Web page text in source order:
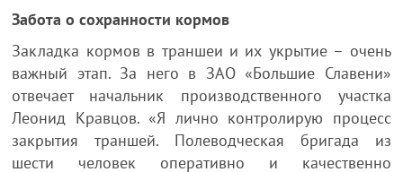
Забота о сохранности кормов
Закладка кормов в траншеи и их укрытие – очень
важный этап. За него в ЗАО «Большие Славени»
отвечает начальник производственного участка
Леонид Кравцов. «Я лично контролирую процесс
закрытия траншей. Полеводческая бригада из
шести человек оперативно и качественно